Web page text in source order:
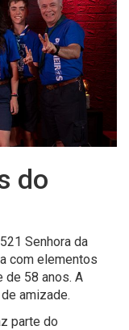
do
Senhora da
com elementos
de 58 anos. A
amizade.
parte do